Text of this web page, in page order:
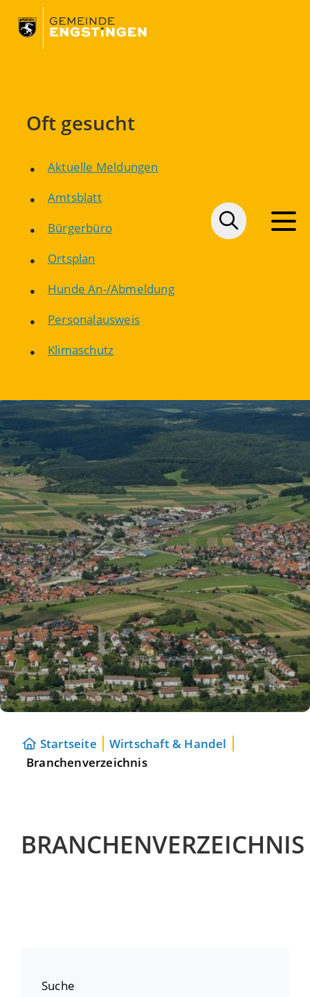
Oft gesucht
Aktuelle Meldungen
Amtsblatt
Bürgerbüro
Ortsplan
Hunde An-/Abmeldung
Personalausweis
Klimaschutz
Startseite
Wirtschaft & Handel
Branchenverzeichnis
BRANCHENVERZEICHNIS
Suche